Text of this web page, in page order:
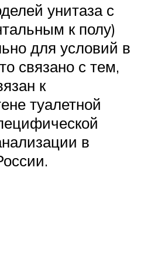
унитаза с
к полу)
для условий в
связано с тем,
к
туалетной
в